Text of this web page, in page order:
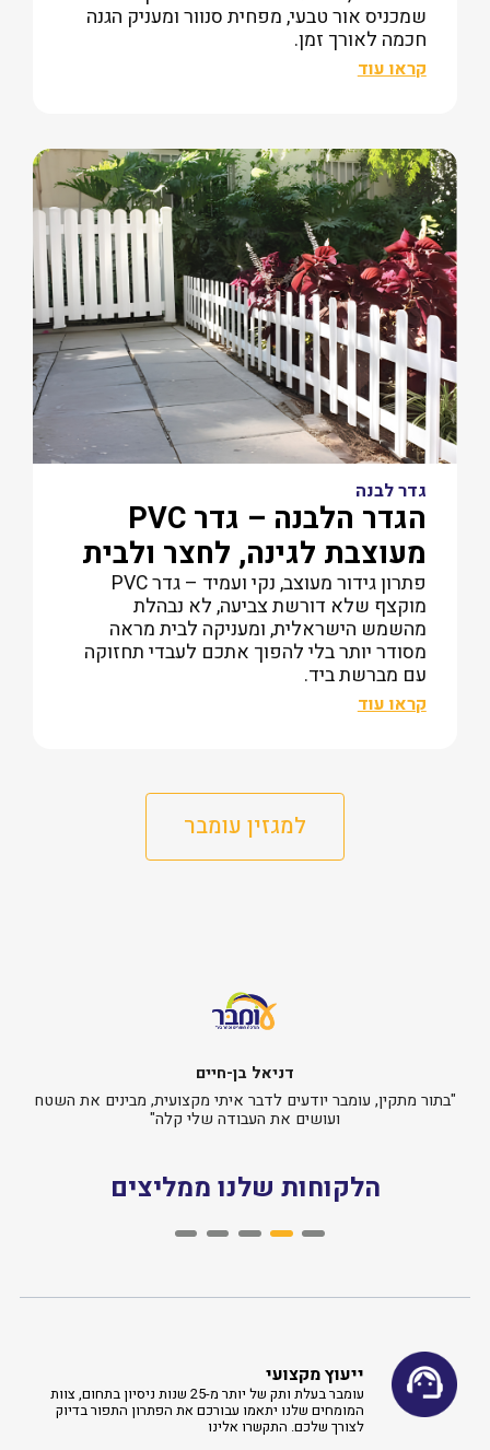
שמכניס אור טבעי, מפחית סנוור ומעניק הגנה
חכמה לאורך זמן.
קראו עוד
גדר לבנה
הגדר הלבנה – גדר PVC
מעוצבת לגינה, לחצר ולבית
פתרון גידור מעוצב, נקי ועמיד – גדר PVC
מוקצף שלא דורשת צביעה, לא נבהלת
מהשמש הישראלית, ומעניקה לבית מראה
מסודר יותר בלי להפוך אתכם לעבדי תחזוקה
עם מברשת ביד.
קראו עוד
למגזין עומבר
דניאל בן-חיים
מתקין, עומבר יודעים לדבר איתי מקצועית, מבינים את השטח
ועושים את העבודה שלי קלה"
הלקוחות שלנו ממליצים
ייעוץ מקצועי
עומבר בעלת ותק של יותר מ-25 שנות ניסיון בתחום, צוות
המומחים שלנו יתאמו עבורכם את הפתרון התפור בדיוק
לצורך שלכם. התקשרו אלינו